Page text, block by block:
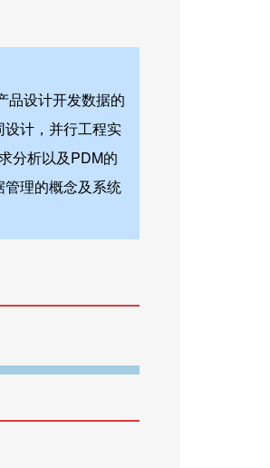
品设计开发数据的
计，并行工程实
分析以及PDM的
理的概念及系统